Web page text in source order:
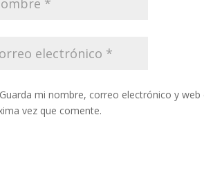
Guarda mi nombre, correo electrónico y
vez que comente.